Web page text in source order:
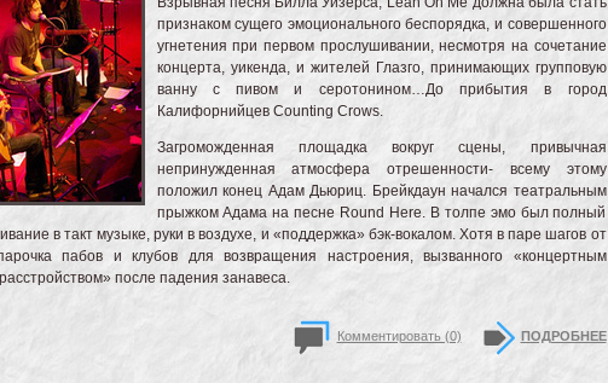
признаком сущего эмоционального беспорядка, и совершенного
угнетения при первом прослушивании, несмотря на сочетание
концерта, уикенда, и жителей Глазго, принимающих групповую
ванну с пивом и серотонином…До прибытия в город
Калифорнийцев Counting Crows.
Загроможденная площадка вокруг сцены, привычная
непринужденная атмосфера отрешенности- всему этому
положил конец Адам Дьюриц. Брейкдаун начался театральным
прыжком Адама на песне Round Here. В толпе эмо был полный
в такт музыке, руки в воздухе, и «поддержка» бэк-вокалом. Хотя в паре шагов от
пабов и клубов для возвращения настроения, вызванного «концертным
после падения занавеса.
Комментировать (0) ПОДРОБНЕЕ